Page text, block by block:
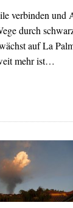
verbinden und
durch
auf La
mehr ist…